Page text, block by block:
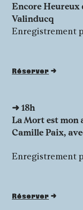
Encore Heureux
Valinducq
Enregistrement
Réserver
➜18h
La Mort est mon
Camille Paix,
Enregistrement
Réserver